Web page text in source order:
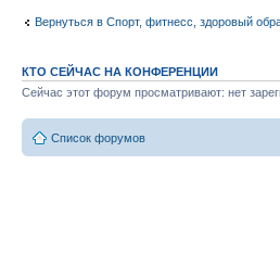
Вернуться в Спорт, фитнесс, здоровый
КТО СЕЙЧАС НА КОНФЕРЕНЦИИ
Сейчас этот форум просматривают: нет
Список форумов